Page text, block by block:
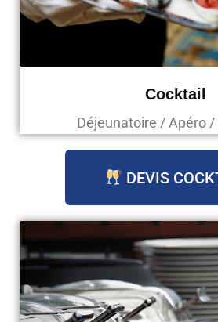
Cocktail
Déjeunatoire / Apéro /
DEVIS